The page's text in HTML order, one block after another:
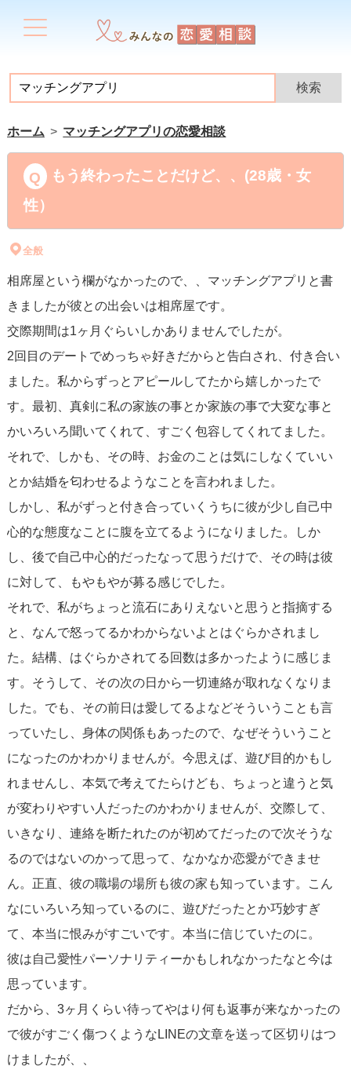
ホーム マッチングアプリの恋愛相談
もう終わったことだけど、、(28歳・女
性）
全般
相席屋という欄がなかったので、、マッチングアプリと書
きましたが彼との出会いは相席屋です。
交際期間は1ヶ月ぐらいしかありませんでしたが。
2回目のデートでめっちゃ好きだからと告白され、付き合い
ました。私からずっとアピールしてたから嬉しかったで
す。最初、真剣に私の家族の事とか家族の事で大変な事と
かいろいろ聞いてくれて、すごく包容してくれてました。
それで、しかも、その時、お金のことは気にしなくていい
とか結婚を匂わせるようなことを言われました。
しかし、私がずっと付き合っていくうちに彼が少し自己中
心的な態度なことに腹を立てるようになりました。しか
し、後で自己中心的だったなって思うだけで、その時は彼
に対して、もやもやが募る感じでした。
それで、私がちょっと流石にありえないと思うと指摘する
と、なんで怒ってるかわからないよとはぐらかされまし
た。結構、はぐらかされてる回数は多かったように感じま
す。そうして、その次の日から一切連絡が取れなくなりま
した。でも、その前日は愛してるよなどそういうことも言
っていたし、身体の関係もあったので、なぜそういうこと
になったのかわかりませんが。今思えば、遊び目的かもし
れませんし、本気で考えてたらけども、ちょっと違うと気
が変わりやすい人だったのかわかりませんが、交際して、
いきなり、連絡を断たれたのが初めてだったので次そうな
るのではないのかって思って、なかなか恋愛ができませ
ん。正直、彼の職場の場所も彼の家も知っています。こん
なにいろいろ知っているのに、遊びだったとか巧妙すぎ
て、本当に恨みがすごいです。本当に信じていたのに。
彼は自己愛性パーソナリティーかもしれなかったなと今は
思っています。
だから、3ヶ月くらい待ってやはり何も返事が来なかったの
で彼がすごく傷つくようなLINEの文章を送って区切りはつ
けましたが、、